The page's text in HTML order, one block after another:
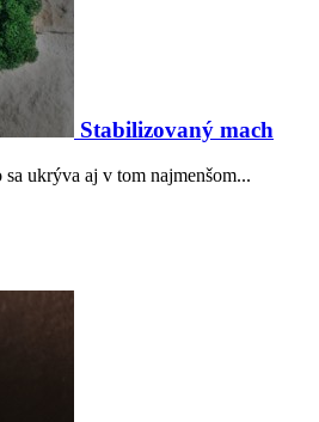
Stabilizovaný mach
ukrýva aj v tom najmenšom...